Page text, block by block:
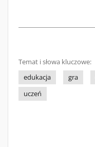
Temat i słowa kluczowe:
edukacja
gra
uczeń